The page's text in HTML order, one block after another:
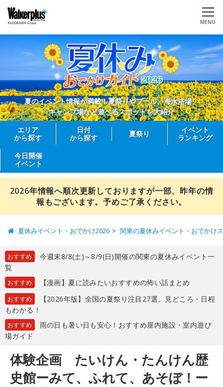
MENU
夏のイベント情報が満載！夏祭りやプール、海水浴場、
キャンプ場など遊べるスポットを大紹介
エリア
から探す
日付
から探す
夏祭り
イベント
ランキング
今日開催
イベント
2026年情報へ順次更新しておりますが一部、昨年の情
報もございます。予めご了承ください。
夏休みイベント・おでかけ2026 関東の夏休みイベント・おでかけ
おすすめ
今週末8/8(土)～8/9(日)開催の関東の夏休みイベント一
覧
おすすめ 【漫画】夏に読みたいおすすめの怖い話まとめ
おすすめ
【2026年版】全国の夏祭り注目27選。見どころ・日程
もわかる！
おすすめ
雨の日も暑い日も安心！おすすめ屋内施設・室内遊び
場ガイド
体験企画 たいけん・たんけん歴
史館ーみて、ふれて、あそぼ！ー